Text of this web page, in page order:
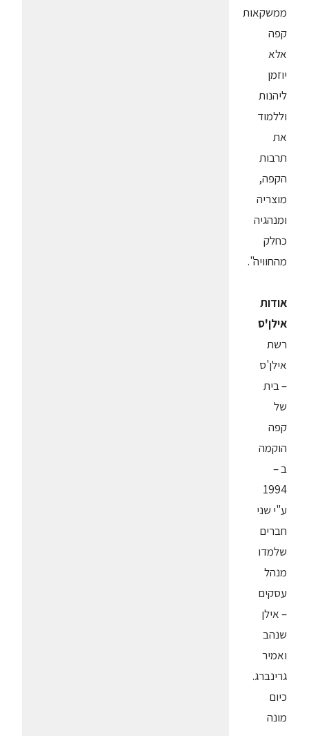
ממשקאות
קפה
אלא
יוזמן
ליהנות
וללמוד
את
תרבות
הקפה,
מוצריה
ומנהגיה
כחלק
מהחוויה".
אודות
אילן'ס
רשת
אילן'ס
– בית
של
קפה
הוקמה
ב –
1994
ע"י שני
חברים
שלמדו
מנהל
עסקים
– אילן
שנהב
ואמיר
גרינברג.
כיום
מונה